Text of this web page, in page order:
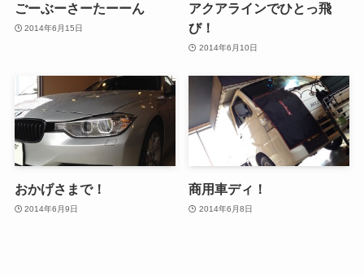
ごーぶーさーたーーん
2014年6月15日
アクアラインでひとっ飛
び！
2014年6月10日
おかげさまで！
2014年6月9日
商用車ディ！
2014年6月8日